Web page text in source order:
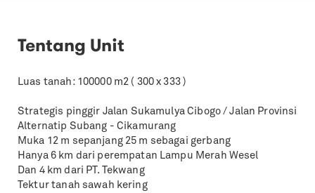
Tentang Unit
Luas tanah: 100000 m2 ( 300 x 333 )
Strategis pinggir Jalan Sukamulya Cibogo / Jalan Provinsi
Alternatip Subang - Cikamurang
Muka 12 m sepanjang 25 m sebagai gerbang
Hanya 6 km dari perempatan Lampu Merah Wesel
Dan 4 km dari PT. Tekwang
Tektur tanah sawah kering